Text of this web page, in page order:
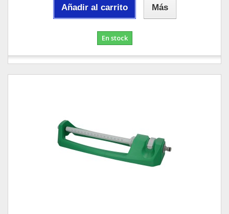
Añadir al carrito Más
En stock